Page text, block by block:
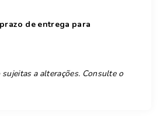
de entrega para
a alterações. Consulte o